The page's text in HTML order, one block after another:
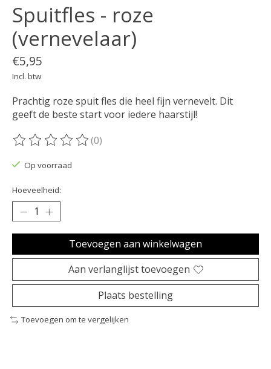
Spuitfles - roze
(vernevelaar)
€5,95
Incl. btw
Prachtig roze spuit fles die heel fijn vernevelt. Dit
geeft de beste start voor iedere haarstijl!
De beoordeling van dit product is
(0)
Op voorraad
Hoeveelheid:
Toevoegen aan winkelwagen
Aan verlanglijst toevoegen
Plaats bestelling
Toevoegen om te vergelijken